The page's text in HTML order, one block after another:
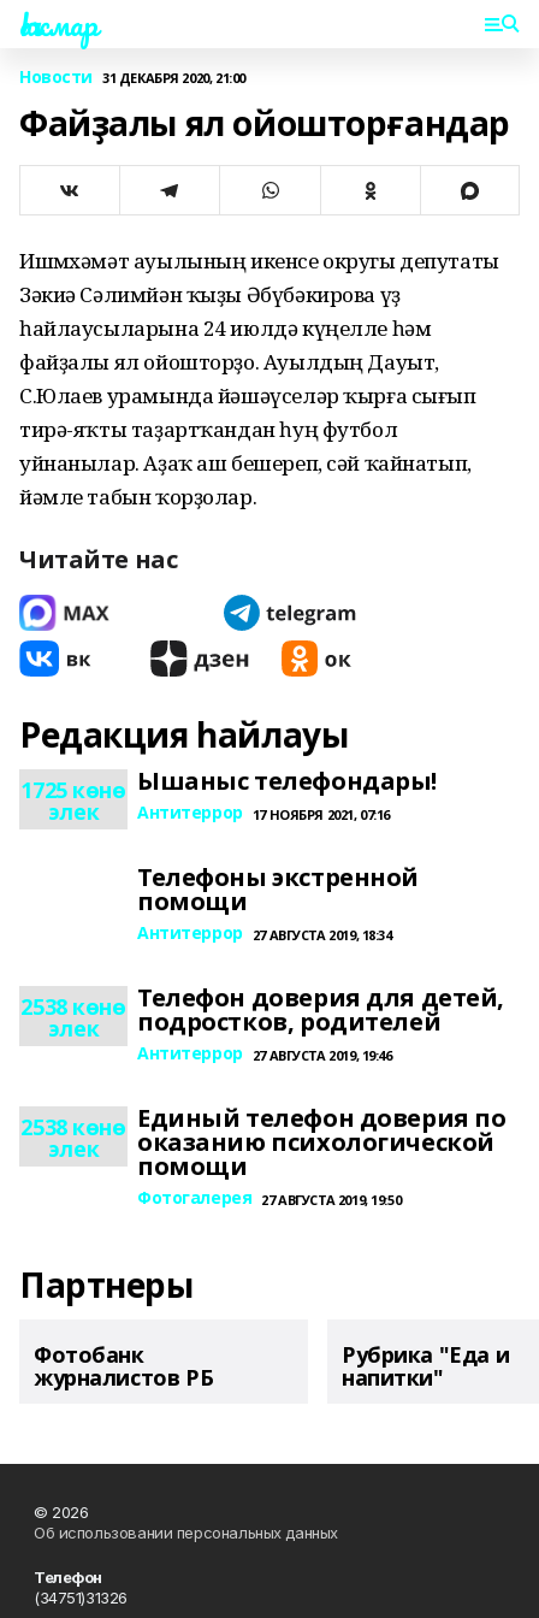
Һаҡмар
Новости 31 ДЕКАБРЯ 2020, 21:00
Файҙалы ял ойошторғандар
Ишмөхәмәт ауылының икенсе округы депутаты
Зәкиә Сәлимйән ҡыҙы Әбүбәкирова үҙ
һайлаусыларына 24 июлдә күңелле һәм
файҙалы ял ойошторҙо. Ауылдың Дауыт,
С.Юлаев урамында йәшәүселәр ҡырға сығып
тирә-яҡты таҙартҡандан һуң футбол
уйнанылар. Аҙаҡ аш бешереп, сәй ҡайнатып,
йәмле табын ҡорҙолар.
Читайте нас
Редакция һайлауы
1725 көнө
элек
Ышаныс телефондары!
Антитеррор 17 НОЯБРЯ 2021, 07:16
Телефоны экстренной
помощи
Антитеррор 27 АВГУСТА 2019, 18:34
2538 көнө
элек
Телефон доверия для детей,
подростков, родителей
Антитеррор 27 АВГУСТА 2019, 19:46
2538 көнө
элек
Единый телефон доверия по
оказанию психологической
помощи
Фотогалерея 27 АВГУСТА 2019, 19:50
Партнеры
Фотобанк
журналистов РБ
Рубрика "Еда и
напитки"
© 2026
Об использовании персональных данных
Телефон
(34751)31326